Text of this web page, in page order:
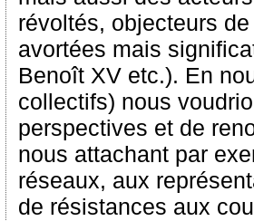
révoltés, objecteurs
avortées mais
Benoît XV etc.). En
collectifs) nous
perspectives et de
nous attachant par
réseaux, aux
de résistances aux